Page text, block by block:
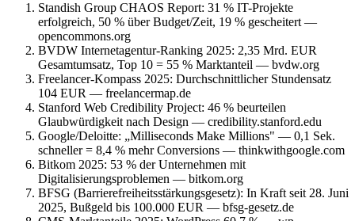
Standish Group CHAOS Report: 31 % IT-Projekte
erfolgreich, 50 % über Budget/Zeit, 19 % gescheitert —
opencommons.org
BVDW Internetagentur-Ranking 2025: 2,35 Mrd. EUR
Gesamtumsatz, Top 10 = 55 % Marktanteil — bvdw.org
Freelancer-Kompass 2025: Durchschnittlicher Stundensatz
104 EUR — freelancermap.de
Stanford Web Credibility Project: 46 % beurteilen
Glaubwürdigkeit nach Design — credibility.stanford.edu
Google/Deloitte: „Milliseconds Make Millions" — 0,1 Sek.
schneller = 8,4 % mehr Conversions — thinkwithgoogle.com
Bitkom 2025: 53 % der Unternehmen mit
Digitalisierungsproblemen — bitkom.org
BFSG (Barrierefreiheitsstärkungsgesetz): In Kraft seit 28. Juni
2025, Bußgeld bis 100.000 EUR — bfsg-gesetz.de